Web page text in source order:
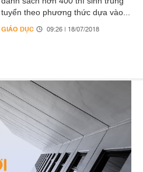
tuyển theo phương thức dựa vào...
GIÁO DỤC 09:26 | 18/07/2018